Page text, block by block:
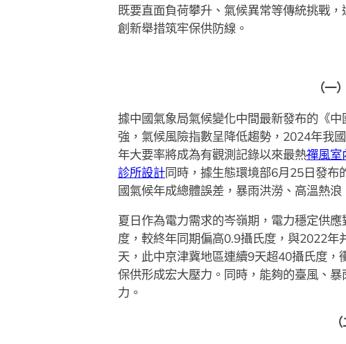
既要直面負荷攀升、氣候異常等傳統挑戰
創新舉措筑牢保供防線。
（一
據中國氣象局氣候變化中間最新發布的《
強，氣候風險指數呈降低趨勢，2024年我
年大要率將成為有觀測記錄以來最熱禪風室
診所設計同時，據生態環境部6月25日發布
國氣候年成總體誤差，暴雨洪澇、高溫熱
夏日作為電力需求的岑嶺期，電力穩定供
度，較終年同期偏高0.9攝氏度，與2022
天，此中京津冀地區連續9天超40攝氏度
保供形成宏大壓力。同時，能夠的臺風、
力。